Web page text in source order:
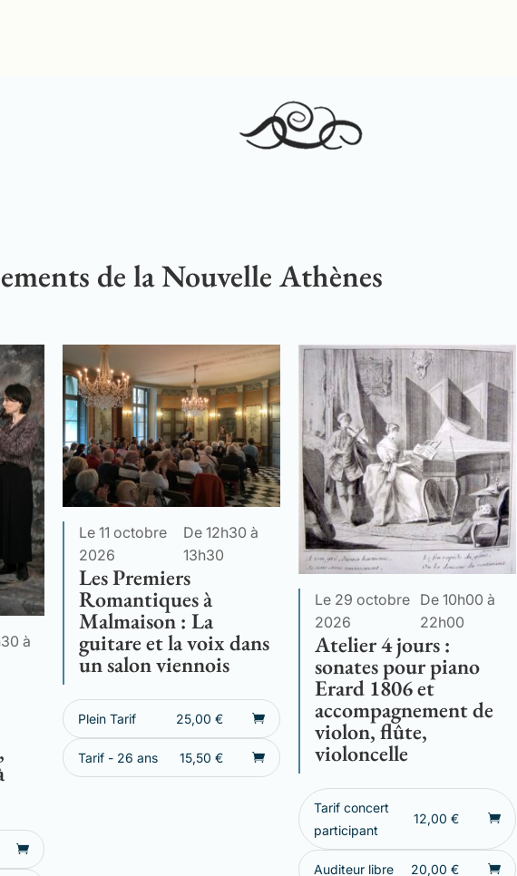
de la Nouvelle Athènes
à
Le 11 octobre
2026
De 12h30 à
13h30
Les Premiers
Romantiques à
Malmaison : La
guitare et la voix dans
un salon viennois
Plein Tarif 25,00 €
Tarif - 26 ans 15,50 €
Le 29 octobre
2026
De 10h00 à
22h00
Atelier 4 jours :
sonates pour piano
Erard 1806 et
accompagnement de
violon, flûte,
violoncelle
Tarif concert
participant
12,00 €
Auditeur libre 20,00 €